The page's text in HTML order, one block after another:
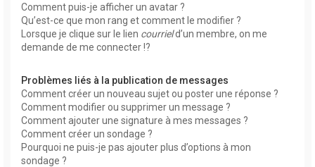
Comment puis-je afficher un avatar ?
Qu’est-ce que mon rang et comment le modifier ?
Lorsque je clique sur le lien courrield’un membre, on me
demande de me connecter !?
Problèmes liés à la publication de messages
Comment créer un nouveau sujet ou poster une réponse ?
Comment modifier ou supprimer un message ?
Comment ajouter une signature à mes messages ?
Comment créer un sondage ?
Pourquoi ne puis-je pas ajouter plus d’options à mon
sondage ?